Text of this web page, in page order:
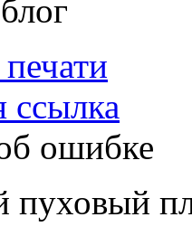
ссылка
ошибке
пуховый